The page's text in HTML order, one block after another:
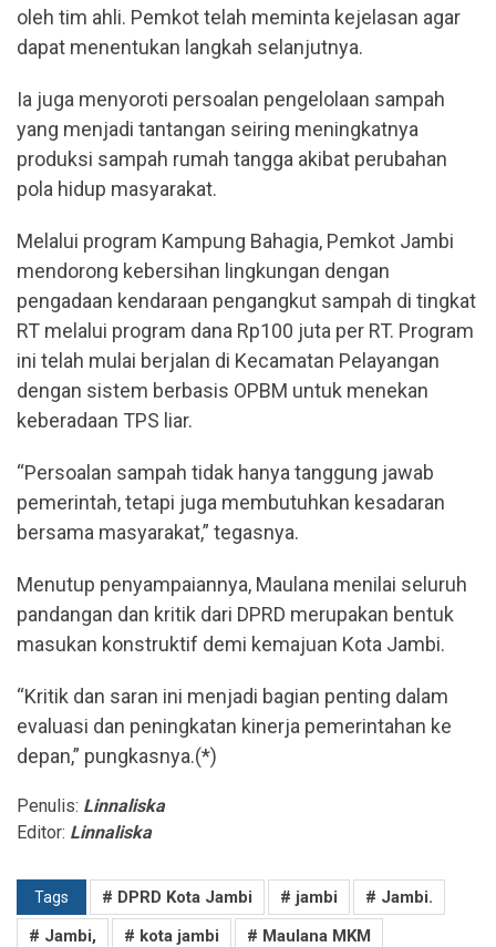
oleh tim ahli. Pemkot telah meminta kejelasan agar
dapat menentukan langkah selanjutnya.
Ia juga menyoroti persoalan pengelolaan sampah
yang menjadi tantangan seiring meningkatnya
produksi sampah rumah tangga akibat perubahan
pola hidup masyarakat.
Melalui program Kampung Bahagia, Pemkot Jambi
mendorong kebersihan lingkungan dengan
pengadaan kendaraan pengangkut sampah di tingkat
RT melalui program dana Rp100 juta per RT. Program
ini telah mulai berjalan di Kecamatan Pelayangan
dengan sistem berbasis OPBM untuk menekan
keberadaan TPS liar.
“Persoalan sampah tidak hanya tanggung jawab
pemerintah, tetapi juga membutuhkan kesadaran
bersama masyarakat,” tegasnya.
Menutup penyampaiannya, Maulana menilai seluruh
pandangan dan kritik dari DPRD merupakan bentuk
masukan konstruktif demi kemajuan Kota Jambi.
“Kritik dan saran ini menjadi bagian penting dalam
evaluasi dan peningkatan kinerja pemerintahan ke
depan,” pungkasnya.(*)
Penulis: Linnaliska
Editor: Linnaliska
Tags # DPRD Kota Jambi # jambi
# Jambi.
# Jambi,
# kota jambi # Maulana MKM